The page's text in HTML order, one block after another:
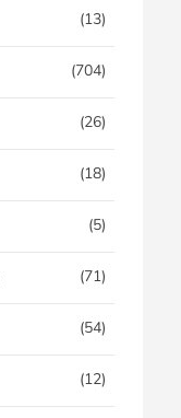
(13)
(704)
(26)
(18)
(5)
(71)
(54)
(12)